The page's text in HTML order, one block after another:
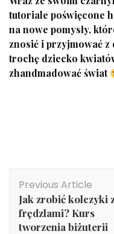
tutoriale poświęcone
na nowe pomysły,
znosić i przyjmować z
trochę dziecko
zhandmadować świat
Navigation
Previous Article
Jak zrobić kolczyki
frędzlami? Kurs
tworzenia biżuterii